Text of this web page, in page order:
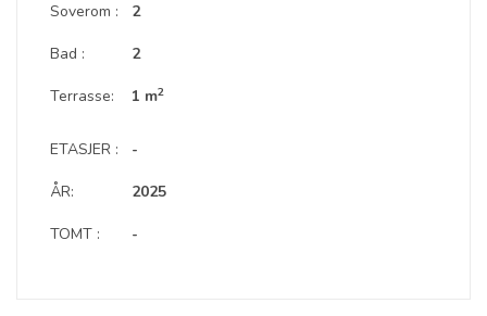
Soverom :
Bad :
Terrasse:
2
2
1 m2
ETASJER :
ÅR:
TOMT :
-
2025
-